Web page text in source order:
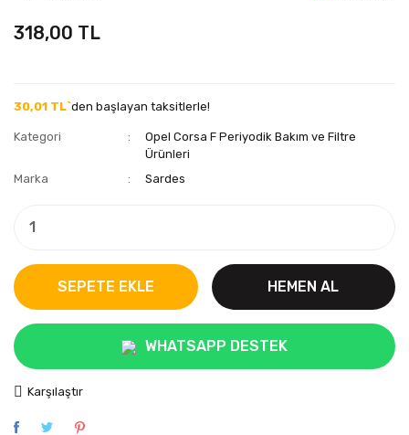
318,00 TL
30,01 TL`den başlayan taksitlerle!
Kategori
Opel Corsa F Periyodik Bakım ve Filtre
Ürünleri
Marka
Sardes
SEPETE EKLE HEMEN AL
WHATSAPP DESTEK
Karşılaştır